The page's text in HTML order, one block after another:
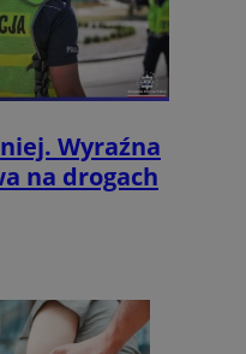
Wyraźna
na drogach